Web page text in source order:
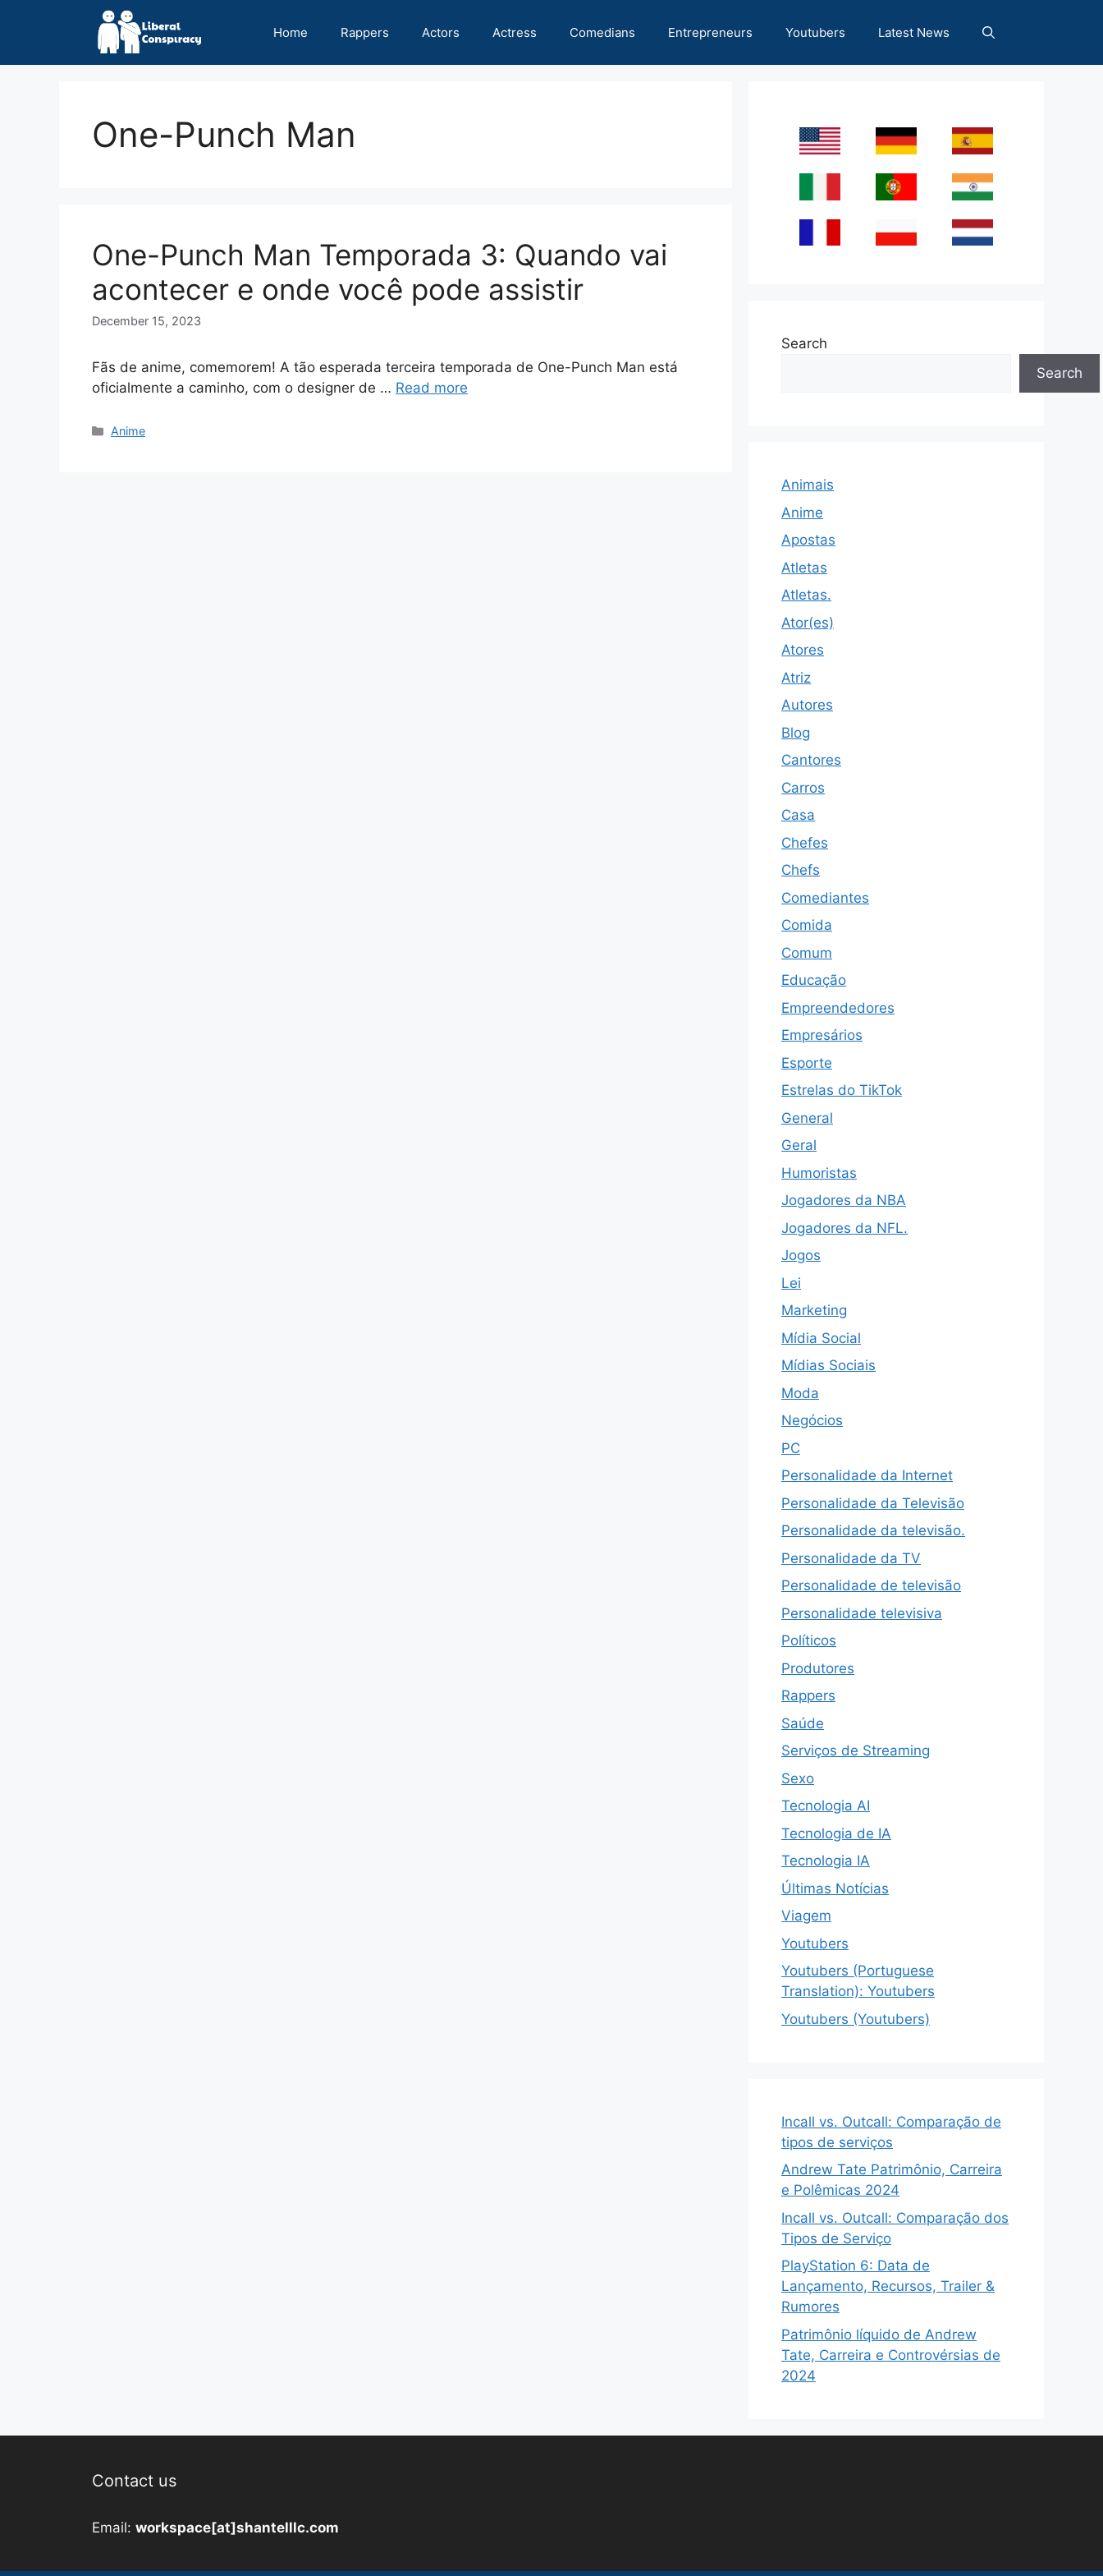
Home Rappers Actors Actress Comedians Entrepreneurs Youtubers Latest News
One-Punch Man
One-Punch Man Temporada 3: Quando vai
acontecer e onde você pode assistir
December 15, 2023
Fãs de anime, comemorem! A tão esperada terceira temporada de One-Punch Man está
oficialmente a caminho, com o designer de … Read more
Categories
Anime
Search
Search
Animais
Anime
Apostas
Atletas
Atletas.
Ator(es)
Atores
Atriz
Autores
Blog
Cantores
Carros
Casa
Chefes
Chefs
Comediantes
Comida
Comum
Educação
Empreendedores
Empresários
Esporte
Estrelas do TikTok
General
Geral
Humoristas
Jogadores da NBA
Jogadores da NFL.
Jogos
Lei
Marketing
Mídia Social
Mídias Sociais
Moda
Negócios
PC
Personalidade da Internet
Personalidade da Televisão
Personalidade da televisão.
Personalidade da TV
Personalidade de televisão
Personalidade televisiva
Políticos
Produtores
Rappers
Saúde
Serviços de Streaming
Sexo
Tecnologia AI
Tecnologia de IA
Tecnologia IA
Últimas Notícias
Viagem
Youtubers
Youtubers (Portuguese
Translation): Youtubers
Youtubers (Youtubers)
Incall vs. Outcall: Comparação de
tipos de serviços
Andrew Tate Patrimônio, Carreira
e Polêmicas 2024
Incall vs. Outcall: Comparação dos
Tipos de Serviço
PlayStation 6: Data de
Lançamento, Recursos, Trailer &
Rumores
Patrimônio líquido de Andrew
Tate, Carreira e Controvérsias de
2024
Contact us
Email: workspace[at]shantelllc.com